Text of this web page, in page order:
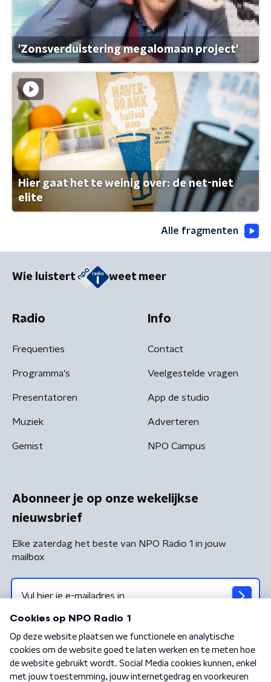
'Zonsverduistering megalomaan project'
Hier gaat het te weinig over: de net-niet
elite
Alle fragmenten
Wie luistert weet meer
Radio
Frequenties
Programma's
Presentatoren
Muziek
Gemist
Info
Contact
Veelgestelde vragen
App de studio
Adverteren
NPO Campus
Abonneer je op onze wekelijkse
nieuwsbrief
Elke zaterdag het beste van NPO Radio 1 in jouw
mailbox
Algemene voorwaarden Privacybeleid